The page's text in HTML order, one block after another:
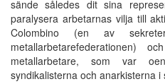
sände således dit sina
paralysera arbetarnas vilja till
Colombino (en av
metallarbetare, som var
syndikalisterna och anarkisterna i